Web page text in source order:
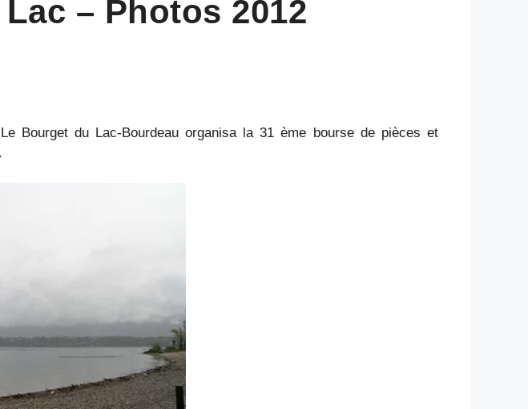
– Photos 2012
Bourget du Lac-Bourdeau organisa la 31 ème bourse de pièces et